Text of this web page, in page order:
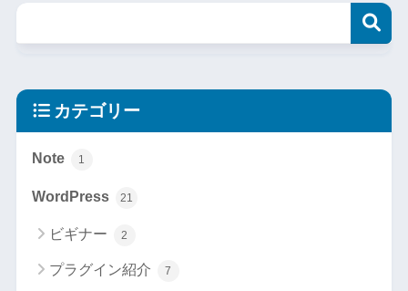
カテゴリー
Note 1
WordPress 21
ビギナー 2
プラグイン紹介 7